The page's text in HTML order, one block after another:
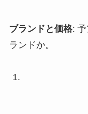
ブランドと価格:
ランドか。